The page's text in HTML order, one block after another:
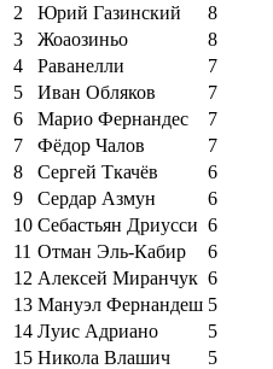
2
Юрий Газинский
8
3
Жоаозиньо
8
4
Раванелли
7
5
Иван Обляков
7
6
Марио Фернандес
7
7
Фёдор Чалов
7
8
Сергей Ткачёв
6
9
Сердар Азмун
6
10 Себастьян Дриусси 6
11 Отман Эль-Кабир
6
12 Алексей Миранчук 6
13 Мануэл Фернандеш 5
14 Луис Адриано
5
15 Никола Влашич
5